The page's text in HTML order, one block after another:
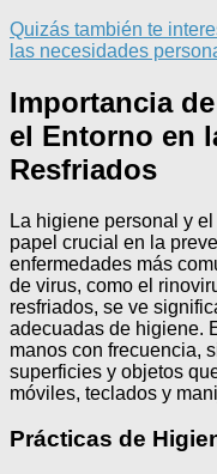
Quizás también te
las necesidades
Importancia
el Entorno en
Resfriados
La higiene personal y
papel crucial en la
enfermedades más
de virus, como el
resfriados, se ve
adecuadas de higiene.
manos con frecuencia,
superficies y objetos
móviles, teclados y
Prácticas de